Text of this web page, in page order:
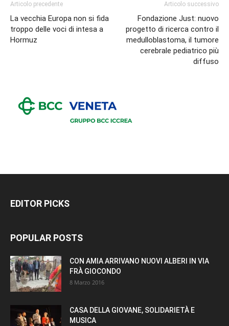
Articolo precedente
La vecchia Europa non si fida
troppo delle voci di intesa a
Hormuz
Articolo successivo
Fondazione Just: nuovo
progetto di ricerca contro il
medulloblastoma, il tumore
cerebrale pediatrico più
diffuso
EDITOR PICKS
POPULAR POSTS
CON AMIA ARRIVANO NUOVI ALBERI IN VIA
FRÀ GIOCONDO
8 Marzo 2016
CASA DELLA GIOVANE, SOLIDARIETÀ E
MUSICA